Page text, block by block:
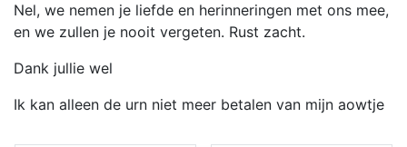
Nel, we nemen je liefde en herinneringen met ons mee,
en we zullen je nooit vergeten. Rust zacht.
Dank jullie wel
Ik kan alleen de urn niet meer betalen van mijn aowtje